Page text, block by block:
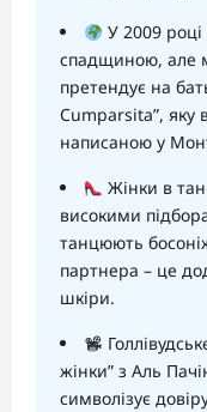
У 2009
спадщиною, але
претендує на
Cumparsita”, яку
написаною у
Жінки в
високими
танцюють
партнера – це
шкіри.
жінки” з Аль
символізує